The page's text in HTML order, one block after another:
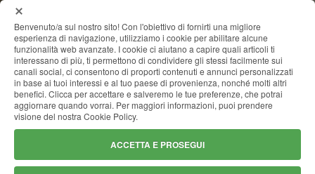
GIALLO REALE ROSATO
Benvenuto/a sul nostro sito! Con l'obiettivo di fornirti una migliore
esperienza di navigazione, utilizziamo i cookie per abilitare alcune
funzionalità web avanzate. I cookie ci aiutano a capire quali articoli ti
interessano di più, ti permettono di condividere gli stessi facilmente sui
canali social, ci consentono di proporti contenuti e annunci personalizzati
in base ai tuoi interessi e al tuo paese di provenienza, nonché molti altri
benefici. Clicca per accettare e salveremo le tue preferenze, che potrai
aggiornare quando vorrai. Per maggiori informazioni, puoi prendere
visione del nostra Cookie Policy.
ACCETTA E PROSEGUI